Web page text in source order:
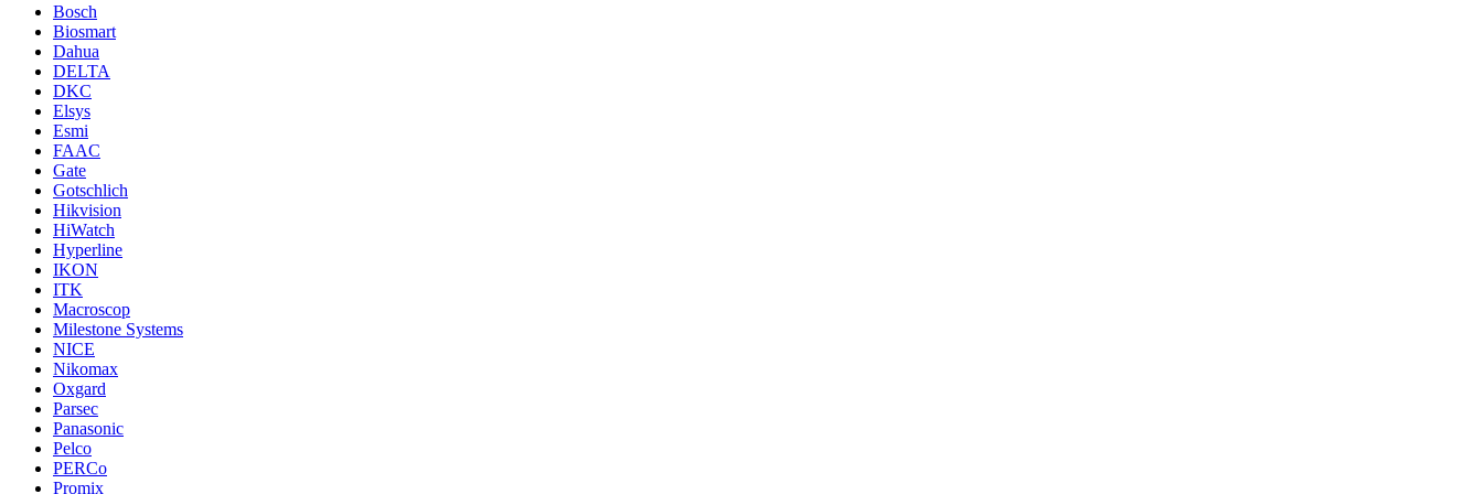
Bosch
Biosmart
Dahua
DELTA
DKC
Elsys
Esmi
FAAC
Gate
Gotschlich
Hikvision
HiWatch
Hyperline
IKON
ITK
Macroscop
Milestone Systems
NICE
Nikomax
Oxgard
Parsec
Panasonic
Pelco
PERCo
Promix